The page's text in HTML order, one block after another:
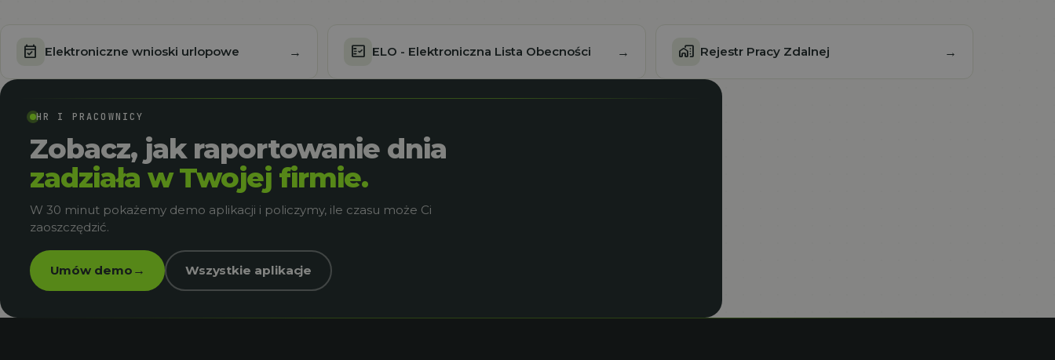
event_available Elektroniczne wnioski urlopowe → fact_check ELO - Elektroniczna Lista Obecności → home_work Rejestr Pracy Zdalnej →
HR I PRACOWNICY
Zobacz, jak raportowanie dnia
zadziała w Twojej firmie.
W 30 minut pokażemy demo aplikacji i policzymy, ile czasu może Ci
zaoszczędzić.
Umów demo → Wszystkie aplikacje